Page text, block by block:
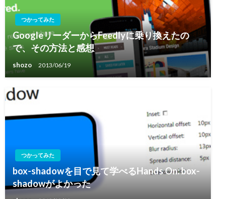
つかってみた
GoogleリーダーからFeedlyに乗り換えたの
で、その方法と感想
shozo 2013/06/19
つかってみた
box-shadowを目で見て学べるHands On: box-
shadowがよかった